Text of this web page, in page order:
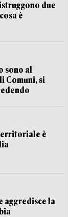
due
è
sono al
Comuni, si
è
aggredisce la